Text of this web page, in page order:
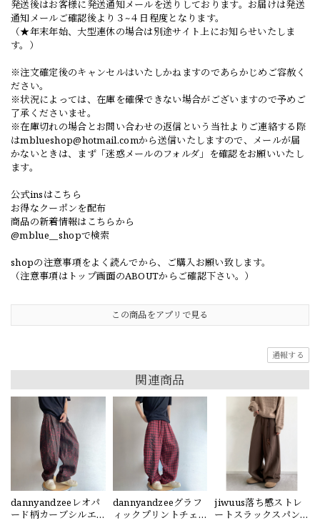
発送後はお客様に発送通知メールを送りしております。お届けは発送
通知メールご確認後より３~４日程度となります。
（★年末年始、大型連休の場合は別途サイト上にお知らせいたしま
す。）
※注文確定後のキャンセルはいたしかねますのであらかじめご容赦く
ださい。
※状況によっては、在庫を確保できない場合がございますので予めご
了承くださいませ。
※在庫切れの場合とお問い合わせの返信という当社よりご連絡する際
はmblueshop@hotmail.comから送信いたしますので、メールが届
かないときは、まず「迷惑メールのフォルダ」を確認をお願いいたし
ます。
公式insはこちら
お得なクーポンを配布
商品の新着情報はこちらから
@mblue__shopで検索
shopの注意事項をよく読んでから、ご購入お願い致します。
（注意事項はトップ画面のABOUTからご確認下さい。）
この商品をアプリで見る
通報する
関連商品
dannyandzeeレオパ
ード柄カーブシルエ
dannyandzeeグラフ
ィックプリントチェ
jiwuus落ち感ストレ
ートスラックスパン